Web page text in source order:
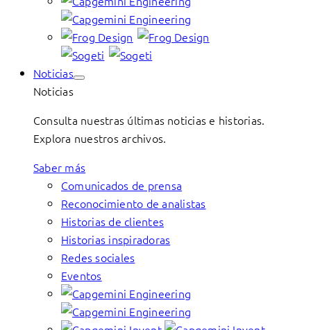
Noticias
Noticias
Consulta nuestras últimas noticias e historias.
Explora nuestros archivos.
Saber más
Comunicados de prensa
Reconocimiento de analistas
Historias de clientes
Historias inspiradoras
Redes sociales
Eventos